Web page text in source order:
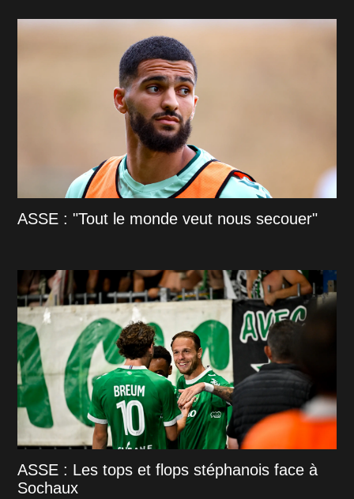
ASSE : "Tout le monde veut nous secouer"
ASSE : Les tops et flops stéphanois face à
Sochaux